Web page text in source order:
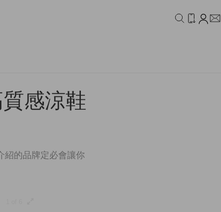
感涼鞋
紹的品牌定必會讓你